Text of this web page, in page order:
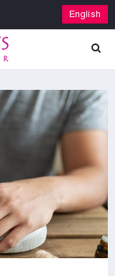
English